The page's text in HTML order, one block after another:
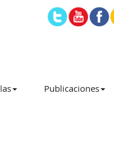
Publicaciones